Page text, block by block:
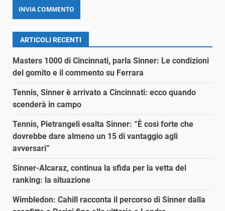
ARTICOLI RECENTI
Masters 1000 di Cincinnati, parla Sinner: Le condizioni
del gomito e il commento su Ferrara
Tennis, Sinner è arrivato a Cincinnati: ecco quando
scenderà in campo
Tennis, Pietrangeli esalta Sinner: “È così forte che
dovrebbe dare almeno un 15 di vantaggio agli
avversari”
Sinner-Alcaraz, continua la sfida per la vetta del
ranking: la situazione
Wimbledon: Cahill racconta il percorso di Sinner dalla